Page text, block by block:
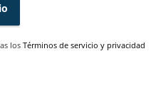
losTérminos de servicio y privacidad